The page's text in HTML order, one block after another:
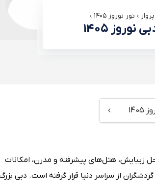
تور نوروز ۱۴۰۵
نوروز ۱۴۰۵
زیبایش، هتل‌های پیشرفته و مدرن، امکانات
از سراسر دنیا قرار گرفته است. دبی